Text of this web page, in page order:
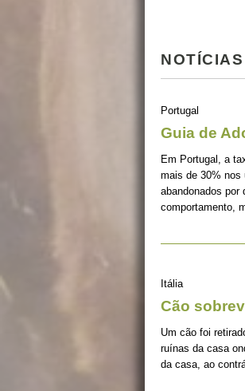
NOTÍCIAS
Portugal
Guia de
Em Portugal, a
mais de 30% nos
abandonados por
comportamento,
Itália
Cão
Um cão foi
ruínas da casa
da casa, ao